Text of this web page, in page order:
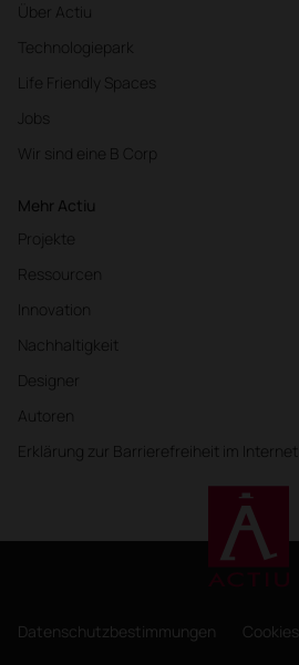
Über Actiu
Technologiepark
Life Friendly Spaces
Jobs
Wir sind eine B Corp
Mehr Actiu
Projekte
Ressourcen
Innovation
Nachhaltigkeit
Designer
Autoren
Erklärung zur Barrierefreiheit im Internet
Datenschutzbestimmungen Cookies